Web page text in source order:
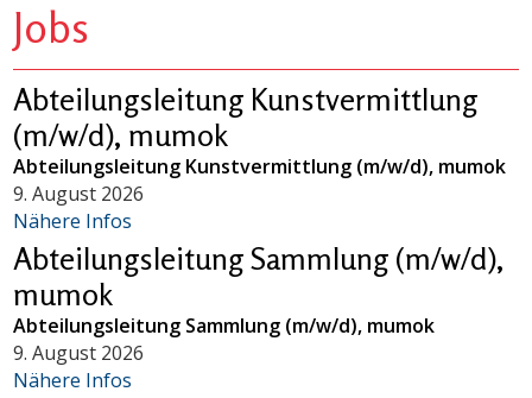
Jobs
Abteilungsleitung Kunstvermittlung
(m/w/d), mumok
Abteilungsleitung Kunstvermittlung (m/w/d), mumok
9. August 2026
Nähere Infos
Abteilungsleitung Sammlung (m/w/d),
mumok
Abteilungsleitung Sammlung (m/w/d), mumok
9. August 2026
Nähere Infos